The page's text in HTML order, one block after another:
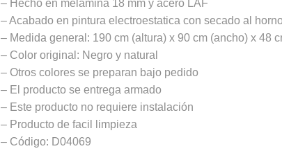
– Hecho en melamina 18 mm y acero LAF
– Acabado en pintura electroestatica con secado al
– Medida general: 190 cm (altura) x 90 cm (ancho) x 48
– Color original: Negro y natural
– Otros colores se preparan bajo pedido
– El producto se entrega armado
– Este producto no requiere instalación
– Producto de facil limpieza
– Código: D04069